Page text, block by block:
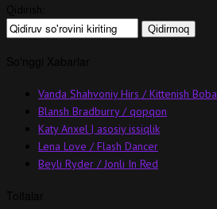
Vanda Shahvoniy Hirs / Kittenish Boba
Blansh Bradburry / qopqon
Katy Anxel | asosiy issiqlik
Lena Love / Flash Dancer
Beyli Ryder / Jonli In Red